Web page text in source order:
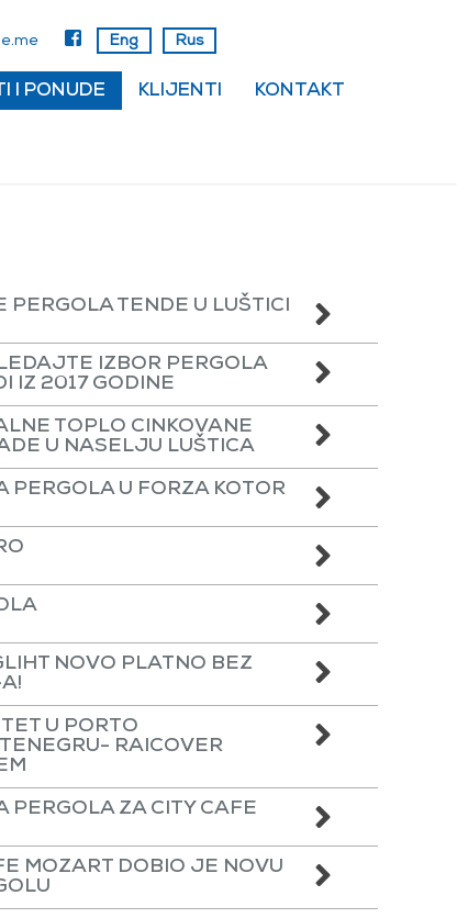
Eng Rus
I PONUDE KLIJENTI KONTAKT
PERGOLA TENDE U LUŠTICI
IZBOR PERGOLA
IZ 2017 GODINE
TOPLO CINKOVANE
U NASELJU LUŠTICA
PERGOLA U FORZA KOTOR
NOVO PLATNO BEZ
U PORTO
RAICOVER
PERGOLA ZA CITY CAFE
MOZART DOBIO JE NOVU